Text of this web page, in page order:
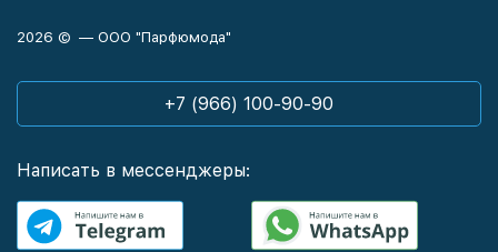
2026 © — ООО "Парфюмода"
+7 (966) 100-90-90
Написать в мессенджеры: